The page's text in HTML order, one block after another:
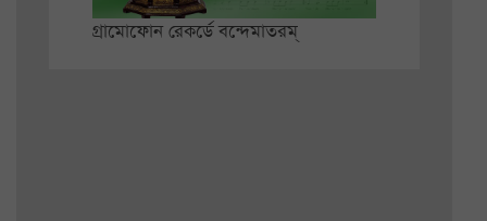
গ্রামোফোন রেকর্ডে বন্দেমাতরম্